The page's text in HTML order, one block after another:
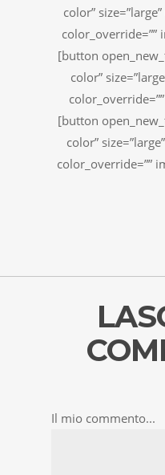
color”
color_override=””
[button
color”
[button
color”
color_override=””
Il mio commento...